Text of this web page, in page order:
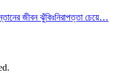
জীবন ঝুঁকিঃনিরাপত্তা চেয়ে…